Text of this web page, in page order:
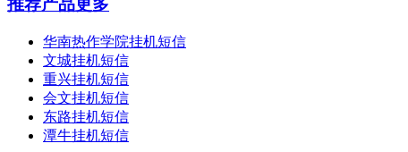
推荐产品更多
华南热作学院挂机短信
文城挂机短信
重兴挂机短信
会文挂机短信
东路挂机短信
潭牛挂机短信